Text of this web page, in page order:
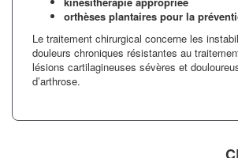
orthèses plantaires pour la
Le traitement chirurgical concerne les
douleurs chroniques résistantes au
lésions cartilagineuses sévères et
d’arthrose.